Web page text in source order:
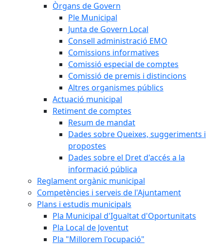
Òrgans de Govern
Ple Municipal
Junta de Govern Local
Consell administració EMO
Comissions informatives
Comissió especial de comptes
Comissió de premis i distincions
Altres organismes públics
Actuació municipal
Retiment de comptes
Resum de mandat
Dades sobre Queixes, suggeriments i
propostes
Dades sobre el Dret d'accés a la
informació pública
Reglament orgànic municipal
Competències i serveis de l'Ajuntament
Plans i estudis municipals
Pla Municipal d'Igualtat d'Oportunitats
Pla Local de Joventut
Pla "Millorem l'ocupació"